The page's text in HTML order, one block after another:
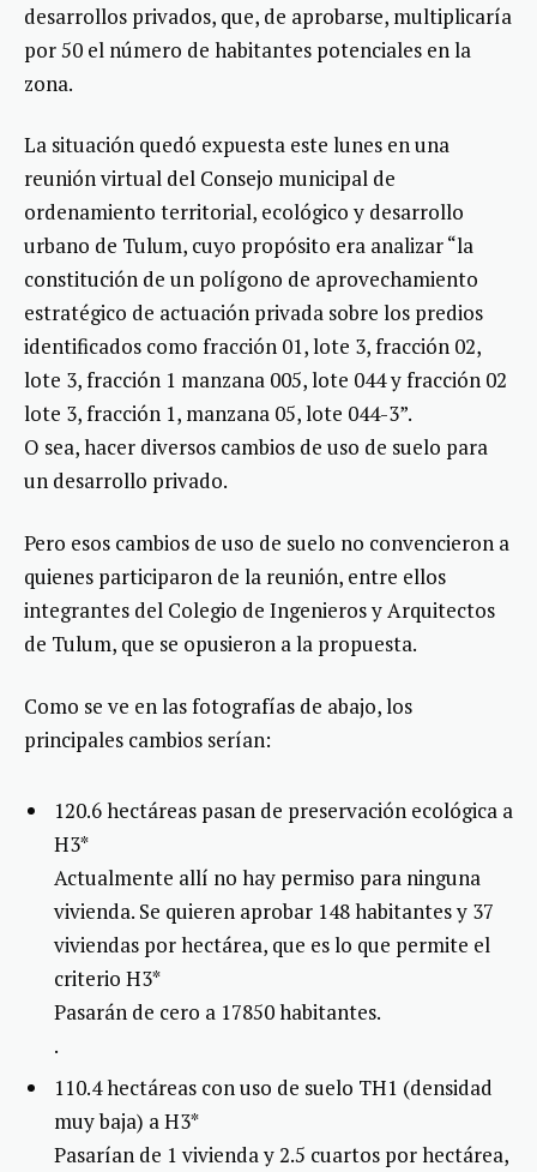
desarrollos privados, que, de aprobarse, multiplicaría
por 50 el número de habitantes potenciales en la
zona.
La situación quedó expuesta este lunes en una
reunión virtual del Consejo municipal de
ordenamiento territorial, ecológico y desarrollo
urbano de Tulum, cuyo propósito era analizar “la
constitución de un polígono de aprovechamiento
estratégico de actuación privada sobre los predios
identificados como fracción 01, lote 3, fracción 02,
lote 3, fracción 1 manzana 005, lote 044 y fracción 02
lote 3, fracción 1, manzana 05, lote 044-3”.
O sea, hacer diversos cambios de uso de suelo para
un desarrollo privado.
Pero esos cambios de uso de suelo no convencieron a
quienes participaron de la reunión, entre ellos
integrantes del Colegio de Ingenieros y Arquitectos
de Tulum, que se opusieron a la propuesta.
Como se ve en las fotografías de abajo, los
principales cambios serían:
120.6 hectáreas pasan de preservación ecológica a
H3*
Actualmente allí no hay permiso para ninguna
vivienda. Se quieren aprobar 148 habitantes y 37
viviendas por hectárea, que es lo que permite el
criterio H3*
Pasarán de cero a 17850 habitantes.
.
110.4 hectáreas con uso de suelo TH1 (densidad
muy baja) a H3*
Pasarían de 1 vivienda y 2.5 cuartos por hectárea,